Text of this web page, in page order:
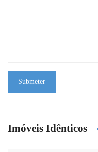
Submeter
Imóveis Idênticos